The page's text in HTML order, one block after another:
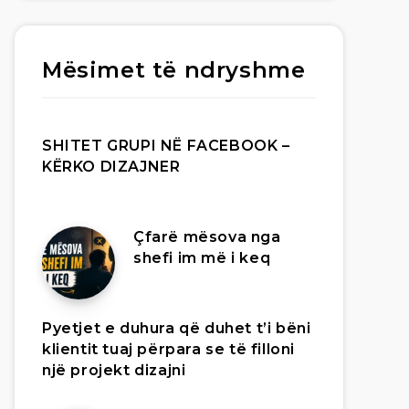
Mësimet të ndryshme
SHITET GRUPI NË FACEBOOK –
KËRKO DIZAJNER
Çfarë mësova nga
shefi im më i keq
Pyetjet e duhura që duhet t’i bëni
klientit tuaj përpara se të filloni
një projekt dizajni